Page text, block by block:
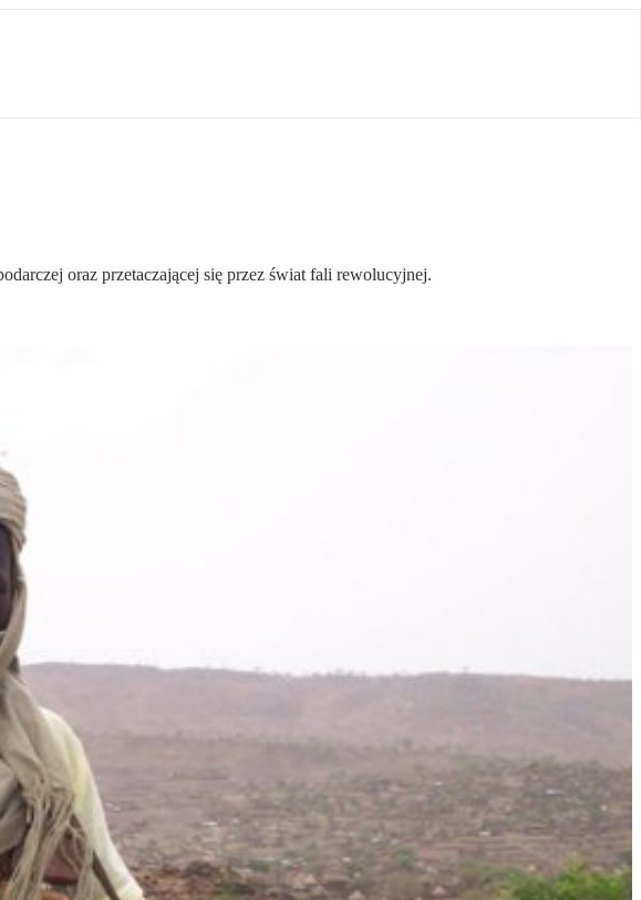
oraz przetaczającej się przez świat fali rewolucyjnej.